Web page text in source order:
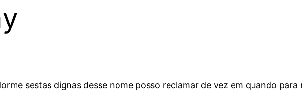
sestas dignas desse nome posso reclamar de vez em quando